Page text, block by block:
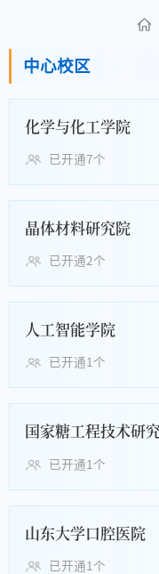
中心校区
化学与化工学院
已开通7个
晶体材料研究院
已开通2个
人工智能学院
已开通1个
国家糖工程技术研
已开通1个
山东大学口腔医院
已开通1个